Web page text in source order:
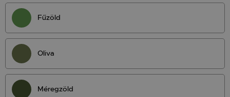
Fűzöld
Oliva
Méregzöld